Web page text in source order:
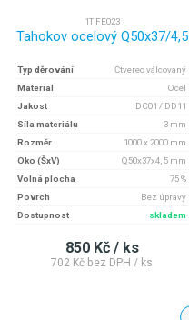
1T FE023
Tahokov ocelový Q50x37/4,5
Typ děrování
Čtverec válcovaný
Materiál
Ocel
Jakost
DC01 / DD11
Síla materiálu
3 mm
Rozměr
1000 x 2000 mm
Oko (ŠxV)
Q50x37x4, 5 mm
Volná plocha
75 %
Povrch
Bez úpravy
Dostupnost
skladem
850 Kč / ks
702 Kč bez DPH / ks